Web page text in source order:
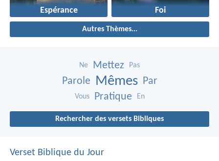
Espérance Foi
Autres Thèmes...
Ne Mettez Pas
Parole Mêmes Par
Vous Pratique En
Rechercher des versets Bibliques
Verset Biblique du Jour